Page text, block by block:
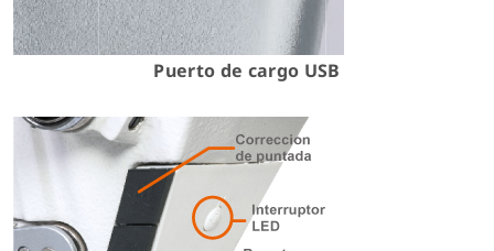
Puerto de cargo USB